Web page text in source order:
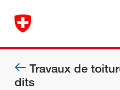
Travaux de
dits